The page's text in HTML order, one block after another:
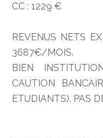
CC : 1229 €
REVENUS NETS
3687€/MOIS.
BIEN
CAUTION
ETUDIANTS). PAS